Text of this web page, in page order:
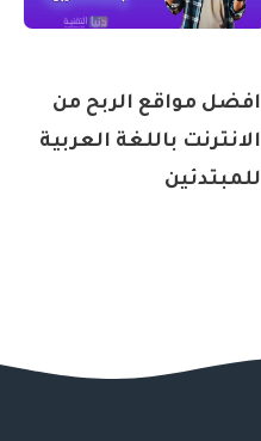
افضل مواقع الربح من
الانترنت باللغة العربية
للمبتدئين